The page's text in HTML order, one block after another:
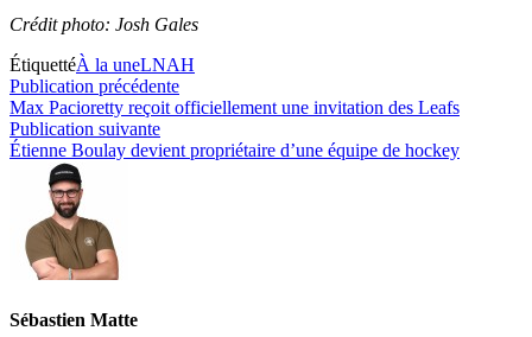
Crédit photo: Josh Gales
ÉtiquettéÀ la uneLNAH
Navigation
de
l’article
Publication précédentePublication
précédente :
Max Pacioretty reçoit officiellement une invitation des Leafs
Publication suivantePublication
suivante :
Étienne Boulay devient propriétaire d’une équipe de hockey
Sébastien Matte